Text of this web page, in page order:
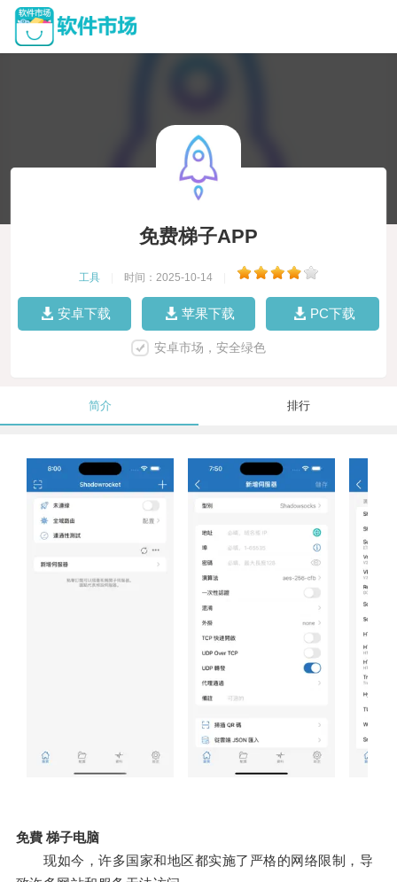
免费梯子APP
工具 时间：2025-10-14
安卓下载 苹果下载 PC下载
安卓市场，安全绿色
简介 排行
免費 梯子电脑
现如今，许多国家和地区都实施了严格的网络限制，导